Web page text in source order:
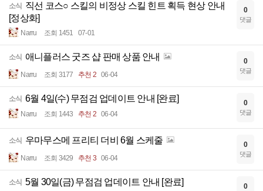
소식
직선 코스○ 스킬의 비정상 스킬 힌트 획득 현상 안내
[정상화]
Narru 조회 1451 07-01
0
댓글
소식 애니플러스 굿즈 샵 판매 상품 안내
Narru 조회 3177 추천 2 06-04
0
댓글
소식 6월 4일(수) 무점검 업데이트 안내 [완료]
Narru 조회 1443 추천 2 06-04
0
댓글
소식 우마무스메 프리티 더비 6월 스케줄
Narru 조회 3429 추천 3 06-04
0
댓글
소식 5월 30일(금) 무점검 업데이트 안내 [완료] 0